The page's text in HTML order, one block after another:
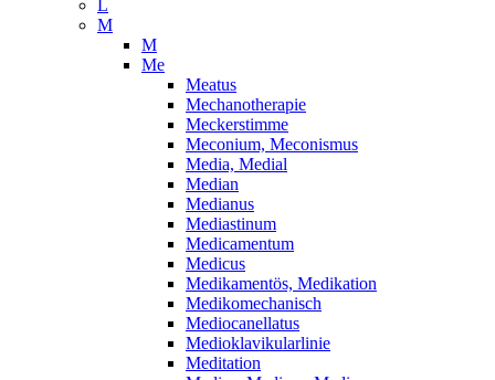
L
M
M
Me
Meatus
Mechanotherapie
Meckerstimme
Meconium, Meconismus
Media, Medial
Median
Medianus
Mediastinum
Medicamentum
Medicus
Medikamentös, Medikation
Medikomechanisch
Mediocanellatus
Medioklavikularlinie
Meditation